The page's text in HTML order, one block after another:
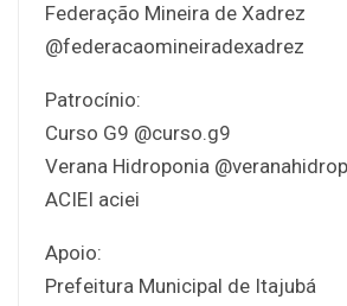
Federação Mineira de Xadrez
@federacaomineiradexadrez
Patrocínio:
Curso G9 @curso.g9
Verana Hidroponia
ACIEI aciei
Apoio:
Prefeitura Municipal de Itajubá